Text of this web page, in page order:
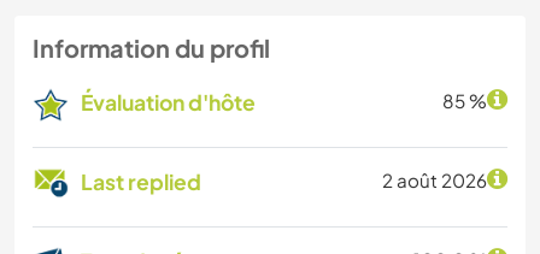
Information du profil
Évaluation d'hôte 85 %
Last replied 2 août 2026